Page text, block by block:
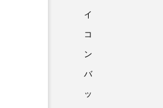
イ
コ
ン
バ
ッ